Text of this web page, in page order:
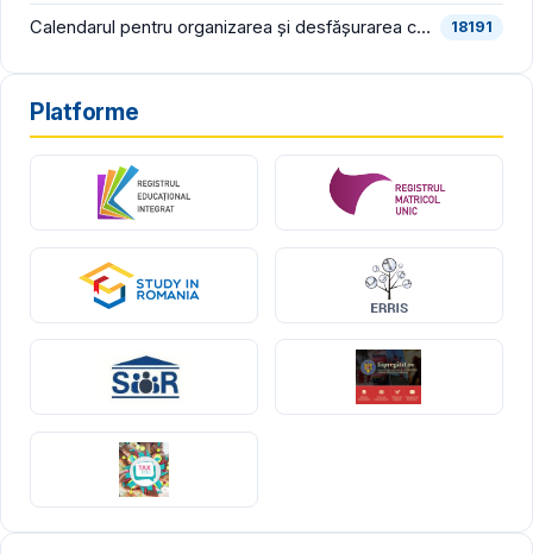
Calendarul pentru organizarea și desfășurarea concursului pentru ocuparea funcțiilor vacante de director și director adjunct din școlile de stat și bibliografia pentru proba scrisă din cadrul concursului, în consultare publică 18191
Platforme